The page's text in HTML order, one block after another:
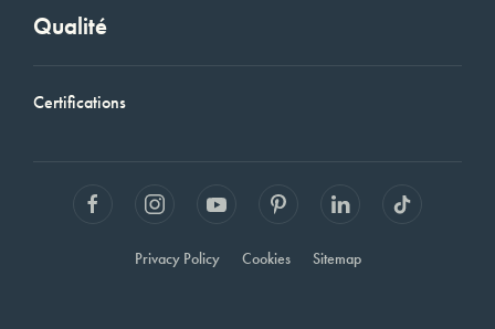
Qualité
Certifications
Privacy Policy Cookies Sitemap